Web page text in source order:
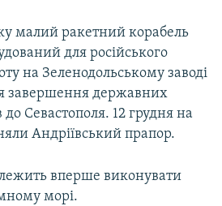
малий ракетний корабель
для російського
на Зеленодольському заводі
завершення державних
Севастополя. 12 грудня на
Андріївський прапор.
вперше виконувати
морі.